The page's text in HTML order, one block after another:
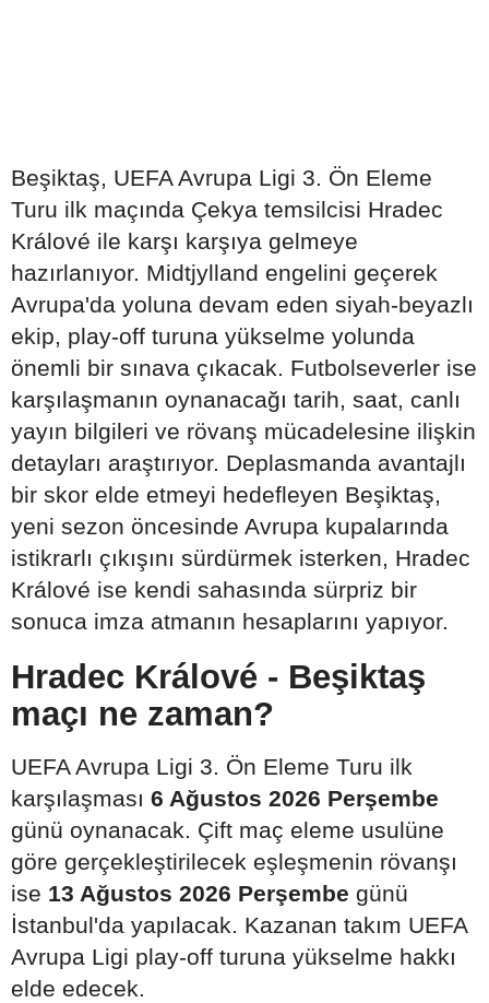
Beşiktaş, UEFA Avrupa Ligi 3. Ön Eleme
Turu ilk maçında Çekya temsilcisi Hradec
Králové ile karşı karşıya gelmeye
hazırlanıyor. Midtjylland engelini geçerek
Avrupa'da yoluna devam eden siyah-beyazlı
ekip, play-off turuna yükselme yolunda
önemli bir sınava çıkacak. Futbolseverler ise
karşılaşmanın oynanacağı tarih, saat, canlı
yayın bilgileri ve rövanş mücadelesine ilişkin
detayları araştırıyor. Deplasmanda avantajlı
bir skor elde etmeyi hedefleyen Beşiktaş,
yeni sezon öncesinde Avrupa kupalarında
istikrarlı çıkışını sürdürmek isterken, Hradec
Králové ise kendi sahasında sürpriz bir
sonuca imza atmanın hesaplarını yapıyor.
Hradec Králové - Beşiktaş
maçı ne zaman?
UEFA Avrupa Ligi 3. Ön Eleme Turu ilk
karşılaşması 6 Ağustos 2026 Perşembe
günü oynanacak. Çift maç eleme usulüne
göre gerçekleştirilecek eşleşmenin rövanşı
ise 13 Ağustos 2026 Perşembe günü
İstanbul'da yapılacak. Kazanan takım UEFA
Avrupa Ligi play-off turuna yükselme hakkı
elde edecek.